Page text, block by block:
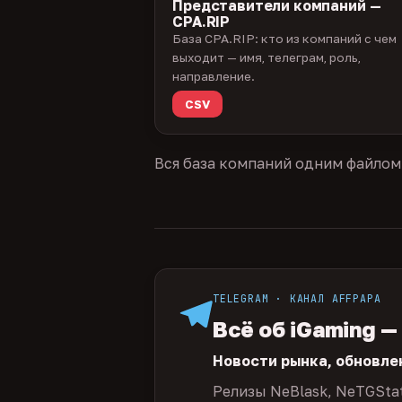
Представители компаний —
CPA.RIP
База CPA.RIP: кто из компаний с чем
выходит — имя, телеграм, роль,
направление.
CSV
Вся база компаний одним
TELEGRAM · КАНАЛ AFFPAPA
Всё об iGaming
Новости рынка,
Релизы NeBlask,